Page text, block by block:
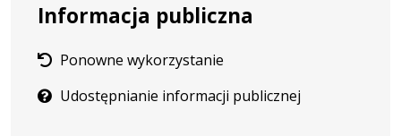
Informacja publiczna
Ponowne wykorzystanie
Udostępnianie informacji publicznej